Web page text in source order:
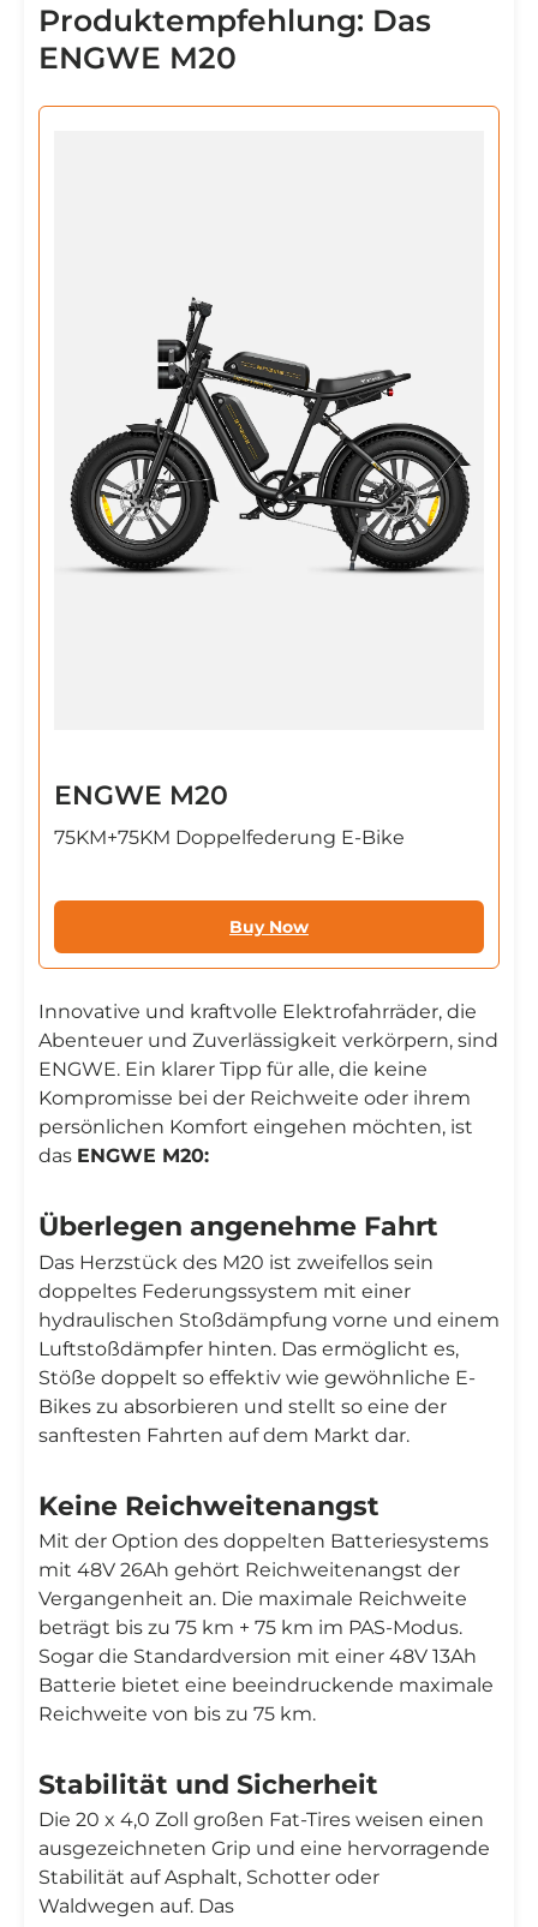
Produktempfehlung: Das
ENGWE M20
ENGWE M20
75KM+75KM Doppelfederung E-Bike
Buy Now
Innovative und kraftvolle Elektrofahrräder, die
Abenteuer und Zuverlässigkeit verkörpern, sind
ENGWE. Ein klarer Tipp für alle, die keine
Kompromisse bei der Reichweite oder ihrem
persönlichen Komfort eingehen möchten, ist
das ENGWE M20:
Überlegen angenehme Fahrt
Das Herzstück des M20 ist zweifellos sein
doppeltes Federungssystem mit einer
hydraulischen Stoßdämpfung vorne und einem
Luftstoßdämpfer hinten. Das ermöglicht es,
Stöße doppelt so effektiv wie gewöhnliche E-
Bikes zu absorbieren und stellt so eine der
sanftesten Fahrten auf dem Markt dar.
Keine Reichweitenangst
Mit der Option des doppelten Batteriesystems
mit 48V 26Ah gehört Reichweitenangst der
Vergangenheit an. Die maximale Reichweite
beträgt bis zu 75 km + 75 km im PAS-Modus.
Sogar die Standardversion mit einer 48V 13Ah
Batterie bietet eine beeindruckende maximale
Reichweite von bis zu 75 km.
Stabilität und Sicherheit
Die 20 x 4,0 Zoll großen Fat-Tires weisen einen
ausgezeichneten Grip und eine hervorragende
Stabilität auf Asphalt, Schotter oder
Waldwegen auf. Das